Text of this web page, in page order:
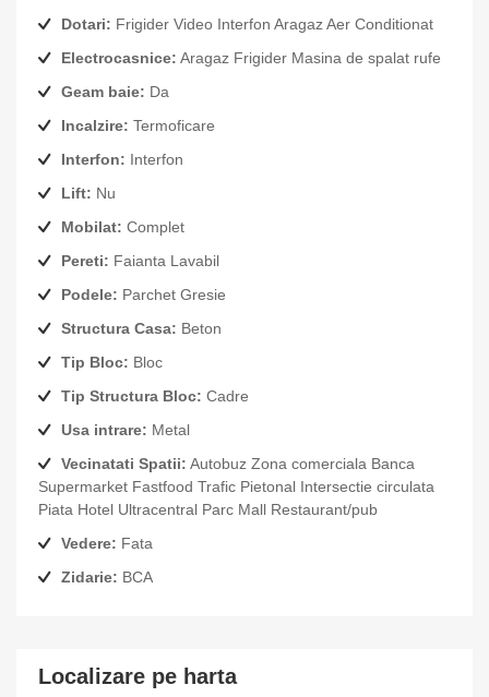
Dotari: Frigider Video Interfon Aragaz Aer Conditionat
Electrocasnice: Aragaz Frigider Masina de spalat rufe
Geam baie: Da
Incalzire: Termoficare
Interfon: Interfon
Lift: Nu
Mobilat: Complet
Pereti: Faianta Lavabil
Podele: Parchet Gresie
Structura Casa: Beton
Tip Bloc: Bloc
Tip Structura Bloc: Cadre
Usa intrare: Metal
Vecinatati Spatii: Autobuz Zona comerciala Banca
Supermarket Fastfood Trafic Pietonal Intersectie circulata
Piata Hotel Ultracentral Parc Mall Restaurant/pub
Vedere: Fata
Zidarie: BCA
Localizare pe harta